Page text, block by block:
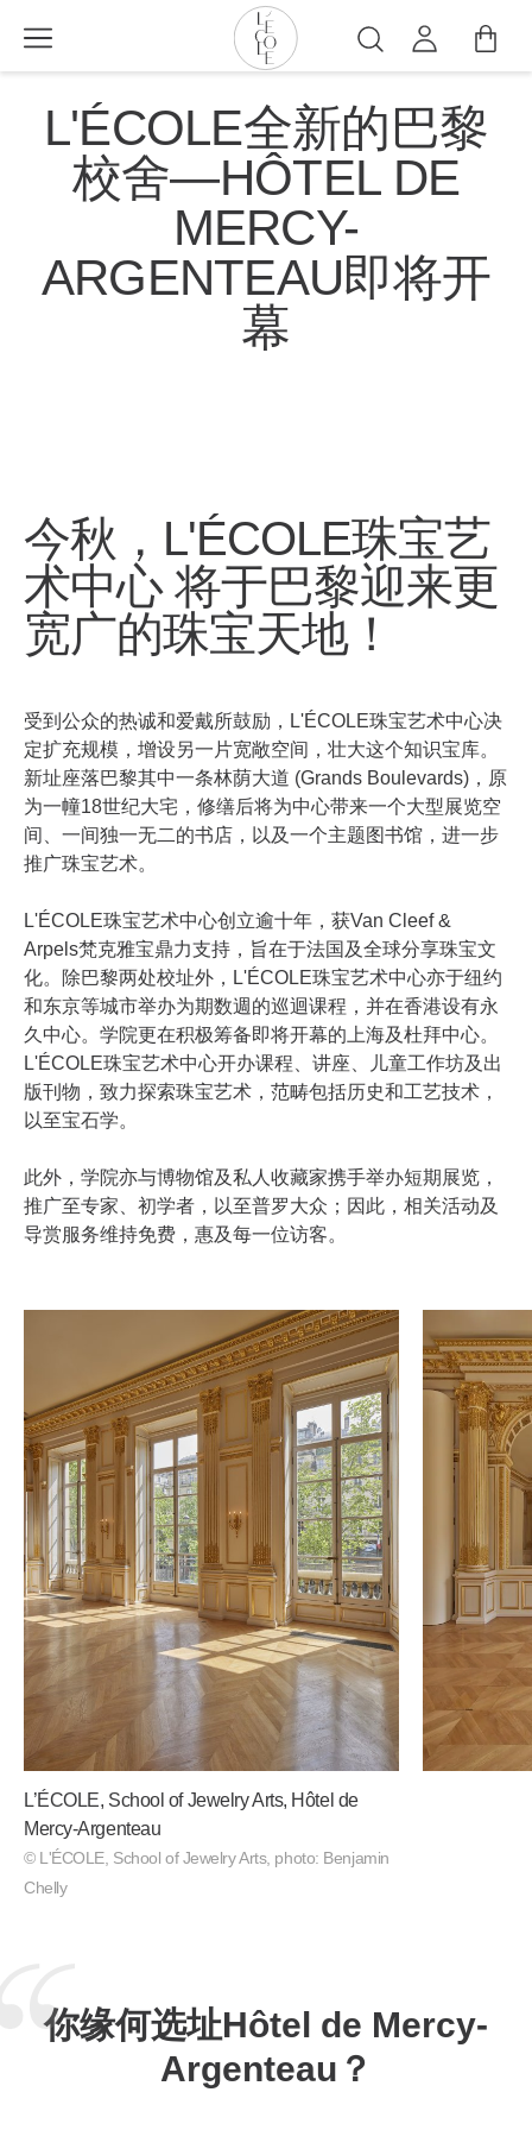
到
School
of
Jewelry
Arts
logo
搜
索
L'ÉCOLE全新的巴黎
校舍—HÔTEL DE
MERCY-
ARGENTEAU即将开
幕
今秋，L'ÉCOLE珠宝艺
术中心 将于巴黎迎来更
宽广的珠宝天地！
受到公众的热诚和爱戴所鼓励，L'ÉCOLE珠宝艺术中心决
定扩充规模，增设另一片宽敞空间，壮大这个知识宝库。
新址座落巴黎其中一条林荫大道 (Grands Boulevards)，原
为一幢18世纪大宅，修缮后将为中心带来一个大型展览空
间、一间独一无二的书店，以及一个主题图书馆，进一步
推广珠宝艺术。
L'ÉCOLE珠宝艺术中心创立逾十年，获Van Cleef &
Arpels梵克雅宝鼎力支持，旨在于法国及全球分享珠宝文
化。除巴黎两处校址外，L'ÉCOLE珠宝艺术中心亦于纽约
和东京等城市举办为期数週的巡迴课程，并在香港设有永
久中心。学院更在积极筹备即将开幕的上海及杜拜中心。
L'ÉCOLE珠宝艺术中心开办课程、讲座、儿童工作坊及出
版刊物，致力探索珠宝艺术，范畴包括历史和工艺技术，
以至宝石学。
此外，学院亦与博物馆及私人收藏家携手举办短期展览，
推广至专家、初学者，以至普罗大众；因此，相关活动及
导赏服务维持免费，惠及每一位访客。
L’ÉCOLE, School of Jewelry Arts, Hôtel de
Mercy-Argenteau
© L'ÉCOLE, School of Jewelry Arts, photo: Benjamin
Chelly
你缘何选址Hôtel de Mercy-
Argenteau？